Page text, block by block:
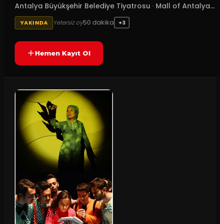
Antalya Büyükşehir Belediye Tiyatrosu · Mall of Antalya...
YAKINDA Yetersiz oy50 dakika +3
Hemen Kayıt Ol